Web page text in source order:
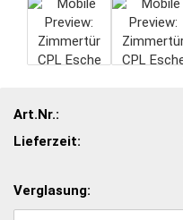
Art.Nr.:
Lieferzeit:
Verglasung: